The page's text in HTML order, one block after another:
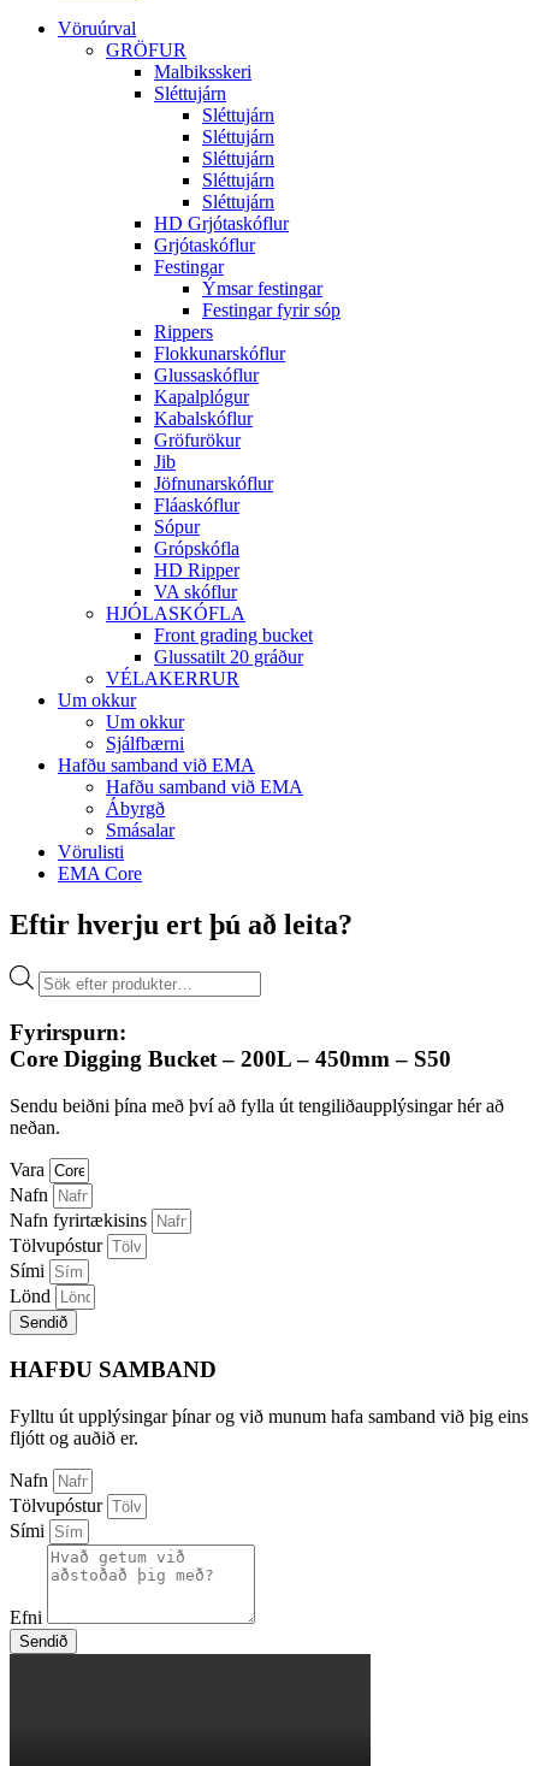
Vöruúrval
GRÖFUR
Malbiksskeri
Sléttujárn
Sléttujárn
Sléttujárn
Sléttujárn
Sléttujárn
Sléttujárn
HD Grjótaskóflur
Grjótaskóflur
Festingar
Ýmsar festingar
Festingar fyrir sóp
Rippers
Flokkunarskóflur
Glussaskóflur
Kapalplógur
Kabalskóflur
Gröfurökur
Jib
Jöfnunarskóflur
Fláaskóflur
Sópur
Grópskófla
HD Ripper
VA skóflur
HJÓLASKÓFLA
Front grading bucket
Glussatilt 20 gráður
VÉLAKERRUR
Um okkur
Um okkur
Sjálfbærni
Hafðu samband við EMA
Hafðu samband við EMA
Ábyrgð
Smásalar
Vörulisti
EMA Core
Eftir hverju ert þú að leita?
Products
search
Fyrirspurn:
Core Digging Bucket – 200L – 450mm – S50
Sendu beiðni þína með því að fylla út tengiliðaupplýsingar hér að
neðan.
Vara
Nafn
Nafn fyrirtækisins
Tölvupóstur
Sími
Lönd
Sendið
HAFÐU SAMBAND
Fylltu út upplýsingar þínar og við munum hafa samband við þig eins
fljótt og auðið er.
Nafn
Tölvupóstur
Sími
Efni
Sendið